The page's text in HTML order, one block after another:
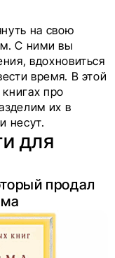
на свою
С ними вы
вдохновиться
время. В этой
про
их в
несут.
для
продал